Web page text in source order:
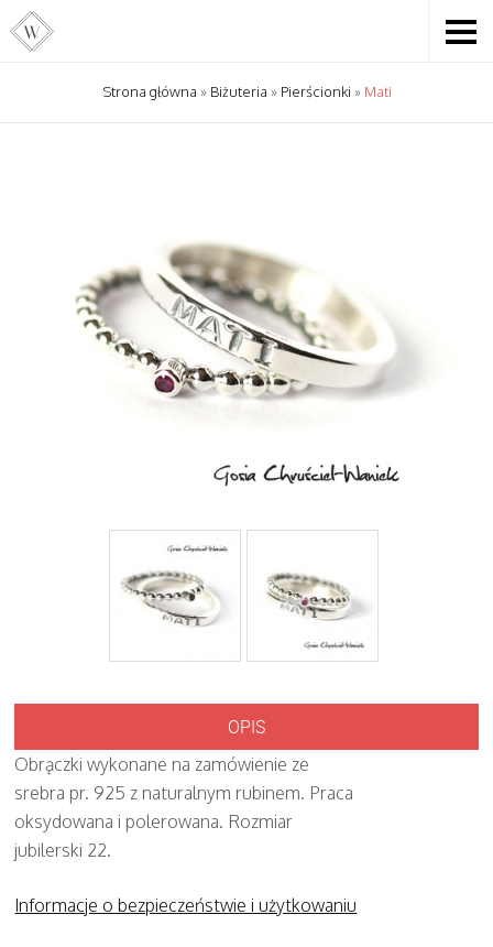
Strona główna » Biżuteria » Pierścionki » Mati
OPIS
Obrączki wykonane na zamówienie ze
srebra pr. 925 z naturalnym rubinem. Praca
oksydowana i polerowana. Rozmiar
jubilerski 22.
Informacje o bezpieczeństwie i użytkowaniu